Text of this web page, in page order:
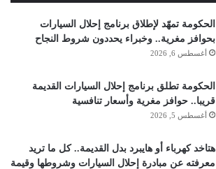
الحكومة تمهّد لإطلاق برنامج إحلال السيارات
بحوافز مغرية.. وخبراء يحددون شروط النجاح
أغسطس 6, 2026
الحكومة تطلق برنامج إحلال السيارات القديمة
قريبا.. حوافز مغرية وأسعار تنافسية
أغسطس 5, 2026
هتاخد كهرباء أو هايبرد بدل القديمة.. كل ما تريد
معرفته عن مبادرة إحلال السيارات وشروطها وقيمة